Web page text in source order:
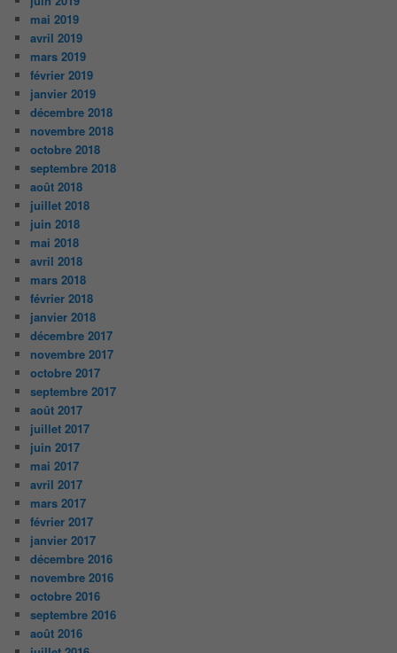
mai 2019
avril 2019
mars 2019
février 2019
janvier 2019
décembre 2018
novembre 2018
octobre 2018
septembre 2018
août 2018
juillet 2018
juin 2018
mai 2018
avril 2018
mars 2018
février 2018
janvier 2018
décembre 2017
novembre 2017
octobre 2017
septembre 2017
août 2017
juillet 2017
juin 2017
mai 2017
avril 2017
mars 2017
février 2017
janvier 2017
décembre 2016
novembre 2016
octobre 2016
septembre 2016
août 2016